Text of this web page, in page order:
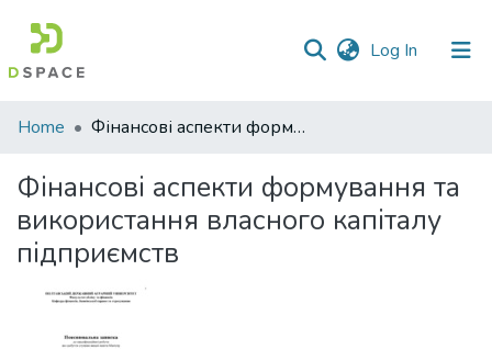
Log In (current)
Communities
Collections
All of DSpace
Home Фінансові аспекти формування та використання власного капіталу підприємств
Фінансові аспекти формування та
використання власного капіталу
підприємств